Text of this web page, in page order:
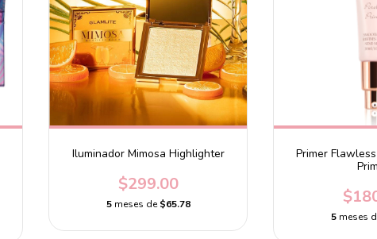
Iluminador Mimosa Highlighter
$299.00
5 meses de$65.78
Primer
5 meses